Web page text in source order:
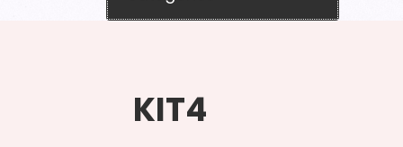
KIT4